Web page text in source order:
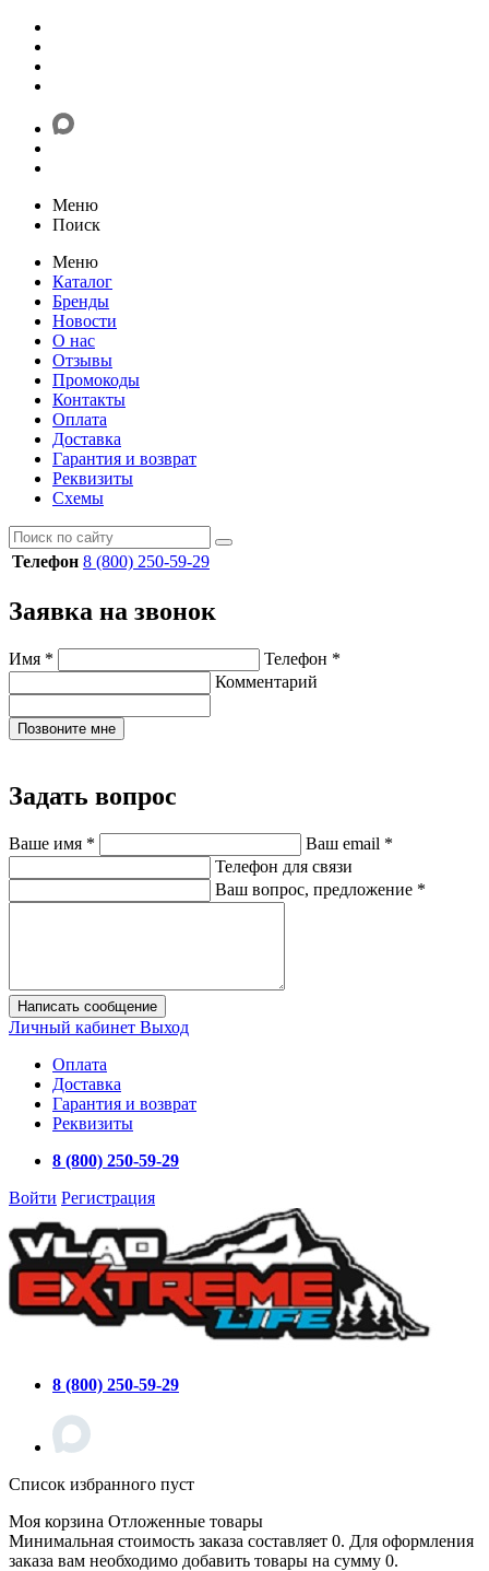
Меню
Поиск
Меню
Каталог
Бренды
Новости
О нас
Отзывы
Промокоды
Контакты
Оплата
Доставка
Гарантия и возврат
Реквизиты
Схемы
Телефон 8 (800) 250-59-29
Заявка на звонок
Имя * Телефон *
Комментарий
Позвоните мне
Задать вопрос
Ваше имя * Ваш email *
Телефон для связи
Ваш вопрос, предложение *
Написать сообщение
Личный кабинет Выход
Оплата
Доставка
Гарантия и возврат
Реквизиты
8 (800) 250-59-29
Войти Регистрация
8 (800) 250-59-29
Список избранного пуст
Моя корзина Отложенные товары
Минимальная стоимость заказа составляет 0. Для оформления
заказа вам необходимо добавить товары на сумму 0.